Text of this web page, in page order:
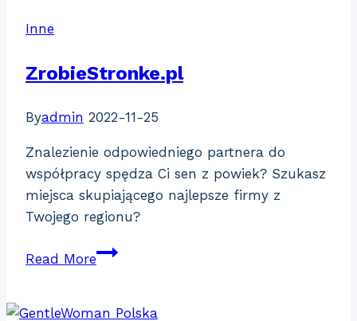
Inne
ZrobieStronke.pl
Byadmin 2022-11-25
Znalezienie odpowiedniego partnera do
współpracy spędza Ci sen z powiek? Szukasz
miejsca skupiającego najlepsze firmy z
Twojego regionu?
Read MoreZrobieStronke.pl